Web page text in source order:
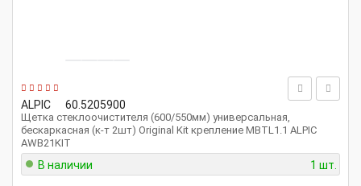
ALPIC 60.5205900
Щетка стеклоочистителя (600/550мм) универсальная,
бескаркасная (к-т 2шт) Original Kit крепление MBTL1.1 ALPIC
AWB21KIT
В наличии 1 шт.